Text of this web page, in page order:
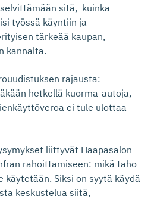
sitä, kuinka
työssä käyntiin ja
tärkeää kaupan,
kannalta.
rajausta:
hetkellä kuorma-autoja,
ei tule ulottaa
liittyvät Haapasalon
rahoittamiseen: mikä taho
käytetään. Siksi on syytä käydä
keskustelua siitä,